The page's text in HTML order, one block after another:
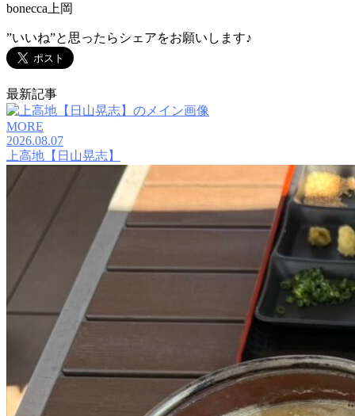
bonecca上岡
”いいね”と思ったらシェアをお願いします♪
最新記事
MORE
2026.08.07
上高地【日山晃志】